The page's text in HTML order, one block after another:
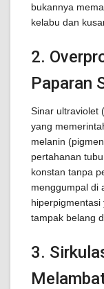
bukannya
kelabu dan
2.
Paparan
Sinar ultraviolet
yang
melanin
pertahanan
konstan tanpa
menggumpal di
hiperpigmentasi
tampak belang
3.